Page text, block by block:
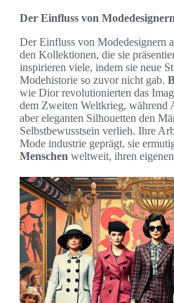
Der Einfluss von
Der Einfluss von Modedesignern
den Kollektionen, die sie
inspirieren viele, indem sie neue
Modehistorie so zuvor nicht gab.
wie Dior revolutionierten das
dem Zweiten Weltkrieg, während
aber eleganten Silhouetten den
Selbstbewusstsein verlieh. Ihre
Mode industrie geprägt, sie
Menschen weltweit, ihren